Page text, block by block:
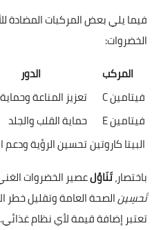
فيما يلي بعض المركبات المضادة
الخضروات:
المركب
الدور
فيتامين C
تعزيز المناعة وحماية
فيتامين E
حماية القلب والجلد
البيتا كاروتينتحسين الرؤية ودعم
باختصار،تَنَاوُلعصير الخضروات
تَحسِينالصحة العامة وتقليل خطر
تعتبر إضافة قيمة لأي نظام غذائي.